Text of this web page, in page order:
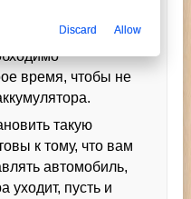
выполняется
время, чтобы не
такую
к тому, что вам
автомобиль,
уходит, пусть и
Discard Allow